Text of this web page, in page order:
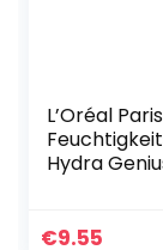
L’Oréal Paris
Hydra
Frische, Für
€9.55